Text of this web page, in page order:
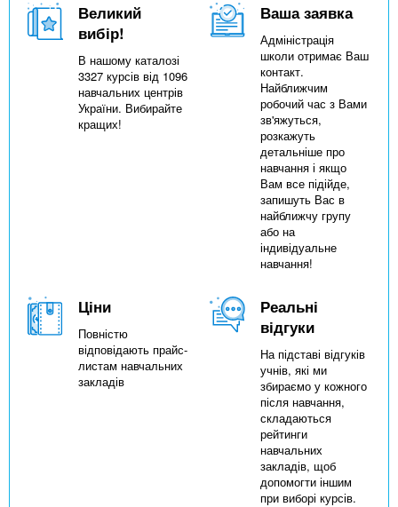
Великий
вибір!
В нашому каталозі
3327 курсів від 1096
навчальних центрів
України. Вибирайте
кращих!
Ваша заявка
Адміністрація
школи отримає Ваш
контакт.
Найближчим
робочий час з Вами
зв'яжуться,
розкажуть
детальніше про
навчання і якщо
Вам все підійде,
запишуть Вас в
найближчу групу
або на
індивідуальне
навчання!
Ціни
Повністю
відповідають прайс-
листам навчальних
закладів
Реальні
відгуки
На підставі відгуків
учнів, які ми
збираємо у кожного
після навчання,
складаються
рейтинги
навчальних
закладів, щоб
допомогти іншим
при виборі курсів.